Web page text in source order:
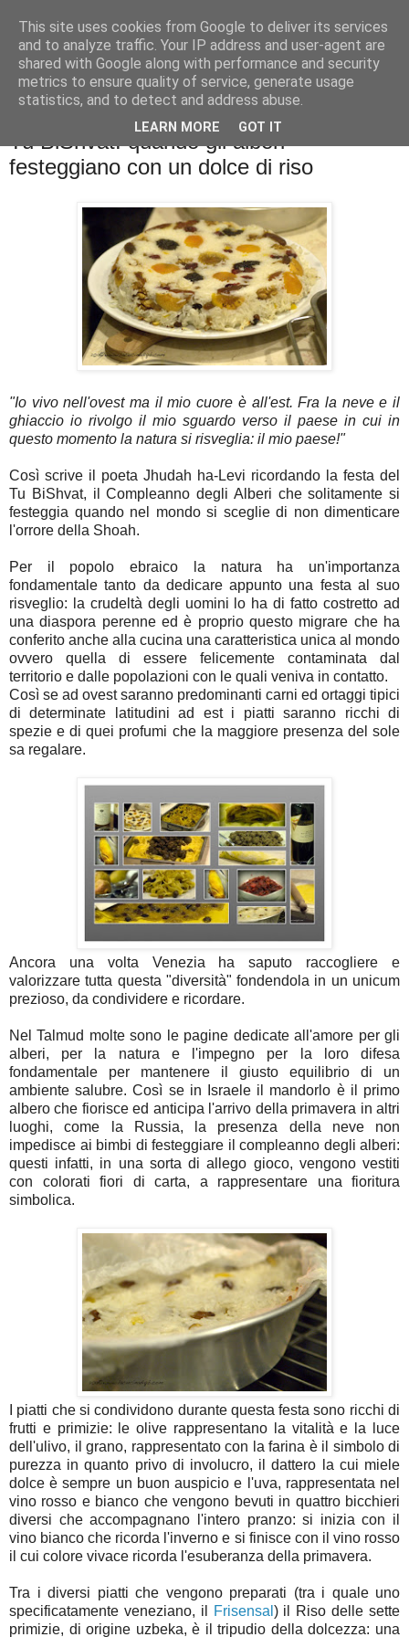
La cucina di QB
Se l'uomo è ciò che mangia il cuoco è ciò che cucina?
Tu BiShvat: quando gli alberi
festeggiano con un dolce di riso
"Io vivo nell'ovest ma il mio cuore è all'est. Fra la neve e il
ghiaccio io rivolgo il mio sguardo verso il paese in cui in
questo momento la natura si risveglia: il mio paese!"
Così scrive il poeta Jhudah ha-Levi ricordando la festa del
Tu BiShvat, il Compleanno degli Alberi che solitamente si
festeggia quando nel mondo si sceglie di non dimenticare
l'orrore della Shoah.
Per il popolo ebraico la natura ha un'importanza
fondamentale tanto da dedicare appunto una festa al suo
risveglio: la crudeltà degli uomini lo ha di fatto costretto ad
una diaspora perenne ed è proprio questo migrare che ha
conferito anche alla cucina una caratteristica unica al mondo
ovvero quella di essere felicemente contaminata dal
territorio e dalle popolazioni con le quali veniva in contatto.
Così se ad ovest saranno predominanti carni ed ortaggi tipici
di determinate latitudini ad est i piatti saranno ricchi di
spezie e di quei profumi che la maggiore presenza del sole
sa regalare.
Ancora una volta Venezia ha saputo raccogliere e
valorizzare tutta questa "diversità" fondendola in un unicum
prezioso, da condividere e ricordare.
Nel Talmud molte sono le pagine dedicate all'amore per gli
alberi, per la natura e l'impegno per la loro difesa
fondamentale per mantenere il giusto equilibrio di un
ambiente salubre.Così se in Israele il mandorlo è il primo
albero che fiorisce ed anticipa l'arrivo della primavera in altri
luoghi, come la Russia, la presenza della neve non
impedisce ai bimbi di festeggiare il compleanno degli alberi:
questi infatti, in una sorta di allego gioco, vengono vestiti
con colorati fiori di carta, a rappresentare una fioritura
simbolica.
I piatti che si condividono durante questa festa sono ricchi di
frutti e primizie: le olive rappresentano la vitalità e la luce
dell'ulivo, il grano, rappresentato con la farina è il simbolo di
purezza in quanto privo di involucro, il dattero la cui miele
dolce è sempre un buon auspicio e l'uva, rappresentata nel
vino rosso e bianco che vengono bevuti in quattro bicchieri
diversi che accompagnano l'intero pranzo: si inizia con il
vino bianco che ricorda l'inverno e si finisce con il vino rosso
il cui colore vivace ricorda l'esuberanza della primavera.
Tra i diversi piatti che vengono preparati (tra i quale uno
specificatamente veneziano, il
Frisensal ) il Riso delle sette
primizie, di origine uzbeka, è il tripudio della dolcezza: una
This site uses cookies from Google to deliver its services
and to analyze traffic. Your IP address and user-agent are
shared with Google along with performance and security
metrics to ensure quality of service, generate usage
statistics, and to detect and address abuse.
LEARN MORE GOT IT